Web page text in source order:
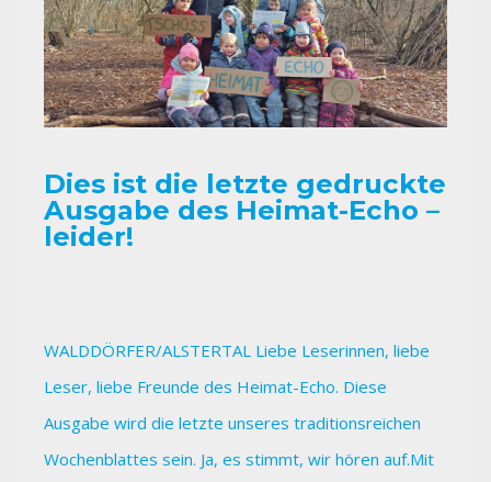
Dies ist die letzte gedruckte
Ausgabe des Heimat-Echo –
leider!
WALDDÖRFER/ALSTERTAL Liebe Leserinnen, liebe
Leser, liebe Freunde des Heimat-Echo. Diese
Ausgabe wird die letzte unseres traditionsreichen
Wochenblattes sein. Ja, es stimmt, wir hören auf.Mit